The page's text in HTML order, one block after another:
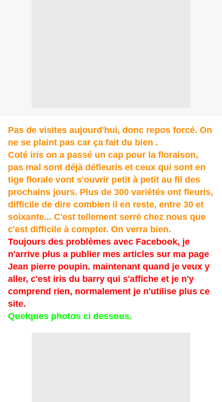
Pas de visites aujourd'hui, donc repos forcé. On
ne se plaint pas car ça fait du bien .
Coté iris on a passé un cap pour la floraison,
pas mal sont déjà défleuris et ceux qui sont en
tige florale vont s'ouvrir petit à petit au fil des
prochains jours. Plus de 300 variétés ont fleuris,
difficile de dire combien il en reste, entre 30 et
soixante... C'est tellement serré chez nous que
c'est difficile à compter. On verra bien.
Toujours des problèmes avec Facebook, je
n'arrive plus a publier mes articles sur ma page
Jean pierre poupin. maintenant quand je veux y
aller, c'est iris du barry qui s'affiche et je n'y
comprend rien, normalement je n'utilise plus ce
site.
Quelques photos ci dessous.